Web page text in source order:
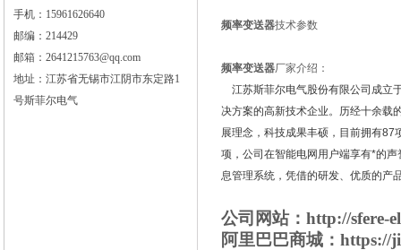
手机：15961626640
邮编：214429
邮箱：2641215763@qq.com
地址：江苏省无锡市江阴市东定路1
号斯菲尔电气
频率变送器技术参数
频率变送器厂家介绍：
江苏斯菲尔电气股份有限公司成立
决方案的高新技术企业。历经十余载
展理念，科技成果丰硕，目前拥有
项，公司在智能电网用户端享有*的
息管理系统，凭借的研发、优质的产
公司网站：http://sfere-
阿里巴巴商城： https://